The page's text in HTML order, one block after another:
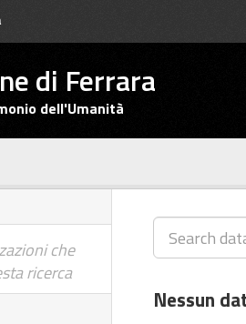
di Ferrara
dell'Umanità
che
ricerca
Nessun